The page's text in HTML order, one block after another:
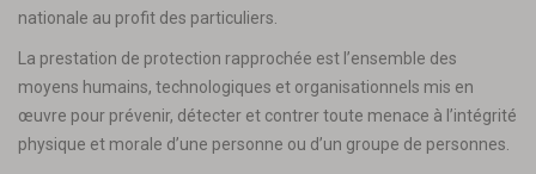
nationale au profit des particuliers.
La prestation de protection rapprochée est l’ensemble des
moyens humains, technologiques et organisationnels mis en
œuvre pour prévenir, détecter et contrer toute menace à l’intégrité
physique et morale d’une personne ou d’un groupe de personnes.